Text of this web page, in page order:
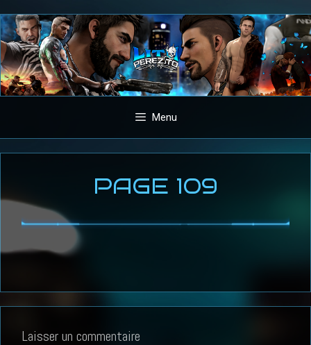
Aller
au
contenu
Menu
PAGE 109
Laisser un commentaire